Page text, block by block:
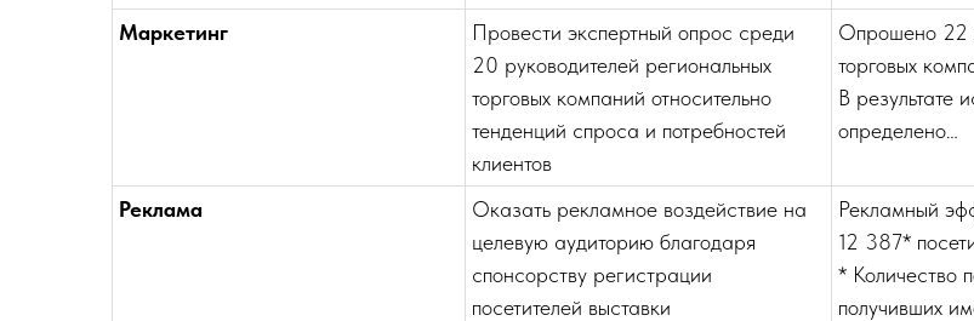
Маркетинг
Провести экспертный опрос среди
20 руководителей региональных
торговых компаний относительно
тенденций спроса и потребностей
клиентов
Опрошено 22
торговых
В результате
определено…
Реклама
Оказать рекламное воздействие на
целевую аудиторию благодаря
спонсорству регистрации
посетителей выставки
Рекламный
12 387*
* Количество
получивших